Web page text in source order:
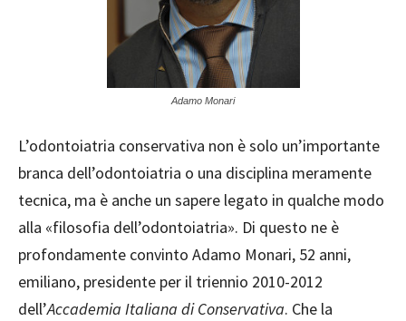
Adamo Monari
L’odontoiatria conservativa non è solo un’importante
branca dell’odontoiatria o una disciplina meramente
tecnica, ma è anche un sapere legato in qualche modo
alla «filosofia dell’odontoiatria». Di questo ne è
profondamente convinto Adamo Monari, 52 anni,
emiliano, presidente per il triennio 2010-2012
dell’Accademia Italiana di Conservativa. Che la